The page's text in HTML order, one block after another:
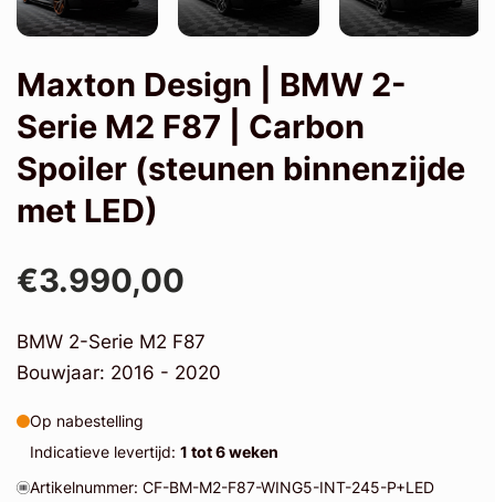
Maxton Design | BMW 2-
Serie M2 F87 | Carbon
Spoiler (steunen binnenzijde
met LED)
€3.990,00
BMW 2-Serie M2 F87
Bouwjaar: 2016 - 2020
Op nabestelling
Indicatieve levertijd: 1 tot 6 weken
Artikelnummer: CF-BM-M2-F87-WING5-INT-245-P+LED